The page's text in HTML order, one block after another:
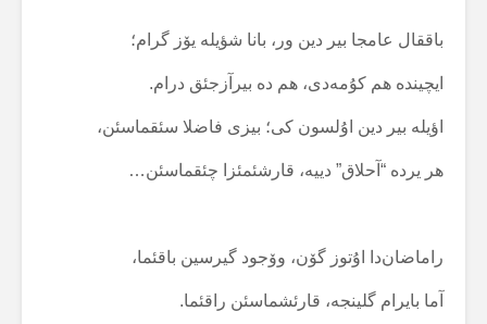
باققال عامجا بیر دین ور، بانا شؤیلە یۆز گرام؛
ایچیندە هم کۇمەدی، هم دە بیرآزجئق درام.
اؤیلە بیر دین اۇلسون کی؛ بیزی فاضلا سئقماسئن،
هر یردە “آحلاق” دییە، قارشئمئزا چئقماسئن…
راماضان‌دا اۇتوز گۆن، وۆجود گیرسین باقئما،
آما بایرام گلینجە، قارئشماسئن راقئما.